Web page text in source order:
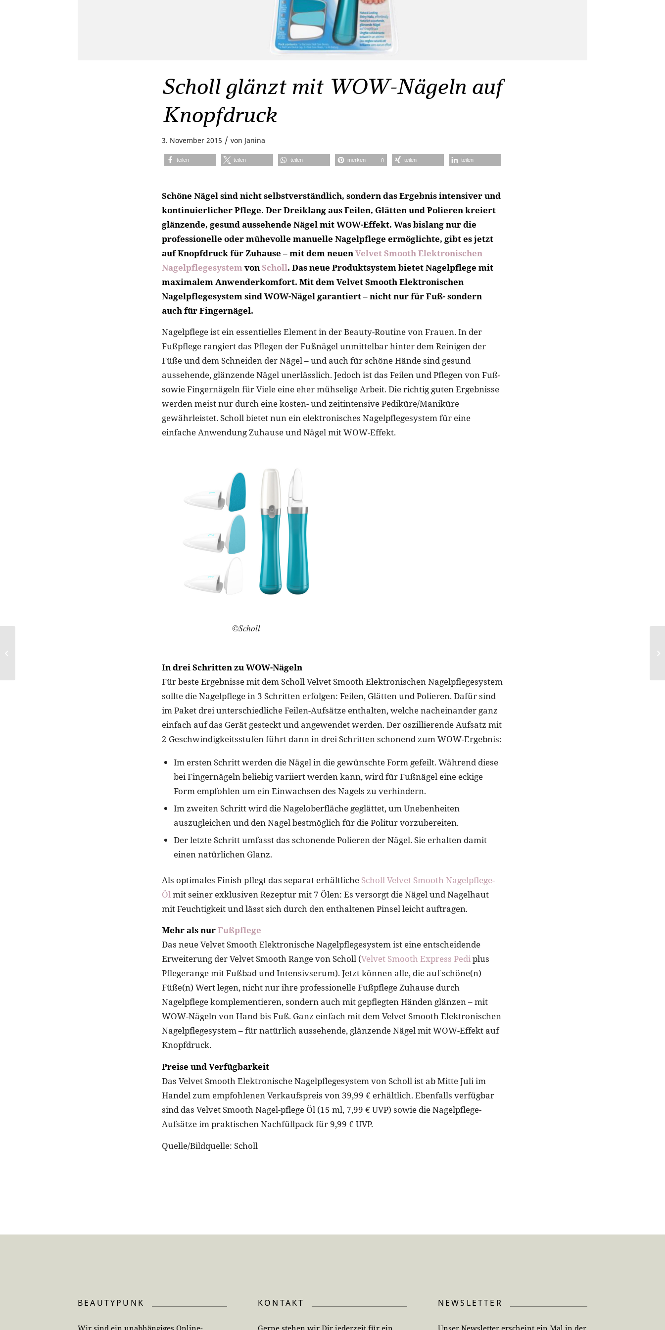
Scholl glänzt mit WOW-Nägeln auf
Knopfdruck
3. November 2015 / von Janina
teilen teilen teilen merken 0 teilen teilen
Schöne Nägel sind nicht selbstverständlich, sondern das Ergebnis intensiver und
kontinuierlicher Pflege. Der Dreiklang aus Feilen, Glätten und Polieren kreiert
glänzende, gesund aussehende Nägel mit WOW-Effekt. Was bislang nur die
professionelle oder mühevolle manuelle Nagelpflege ermöglichte, gibt es jetzt
auf Knopfdruck für Zuhause – mit dem neuenVelvet Smooth Elektronischen
NagelpflegesystemvonScholl. Das neue Produktsystem bietet Nagelpflege mit
maximalem Anwenderkomfort. Mit dem Velvet Smooth Elektronischen
Nagelpflegesystem sind WOW-Nägel garantiert – nicht nur für Fuß- sondern
auch für Fingernägel.
Nagelpflege ist ein essentielles Element in der Beauty-Routine von Frauen. In der
Fußpflege rangiert das Pflegen der Fußnägel unmittelbar hinter dem Reinigen der
Füße und dem Schneiden der Nägel – und auch für schöne Hände sind gesund
aussehende, glänzende Nägel unerlässlich. Jedoch ist das Feilen und Pflegen von Fuß-
sowie Fingernägeln für Viele eine eher mühselige Arbeit. Die richtig guten Ergebnisse
werden meist nur durch eine kosten- und zeitintensive Pediküre/Maniküre
gewährleistet. Scholl bietet nun ein elektronisches Nagelpflegesystem für eine
einfache Anwendung Zuhause und Nägel mit WOW-Effekt.
©Scholl
In drei Schritten zu WOW-Nägeln
Für beste Ergebnisse mit dem Scholl Velvet Smooth Elektronischen Nagelpflegesystem
sollte die Nagelpflege in 3 Schritten erfolgen: Feilen, Glätten und Polieren. Dafür sind
im Paket drei unterschiedliche Feilen-Aufsätze enthalten, welche nacheinander ganz
einfach auf das Gerät gesteckt und angewendet werden. Der oszillierende Aufsatz mit
2 Geschwindigkeitsstufen führt dann in drei Schritten schonend zum WOW-Ergebnis:
Im ersten Schritt werden die Nägel in die gewünschte Form gefeilt. Während diese
bei Fingernägeln beliebig variiert werden kann, wird für Fußnägel eine eckige
Form empfohlen um ein Einwachsen des Nagels zu verhindern.
Im zweiten Schritt wird die Nageloberfläche geglättet, um Unebenheiten
auszugleichen und den Nagel bestmöglich für die Politur vorzubereiten.
Der letzte Schritt umfasst das schonende Polieren der Nägel. Sie erhalten damit
einen natürlichen Glanz.
Als optimales Finish pflegt das separat erhältliche Scholl Velvet Smooth Nagelpflege-
Ölmit seiner exklusiven Rezeptur mit 7 Ölen: Es versorgt die Nägel und Nagelhaut
mit Feuchtigkeit und lässt sich durch den enthaltenen Pinsel leicht auftragen.
Mehr als nurFußpflege
Das neue Velvet Smooth Elektronische Nagelpflegesystem ist eine entscheidende
Erweiterung der Velvet Smooth Range von Scholl (Velvet Smooth Express Pediplus
Pflegerange mit Fußbad und Intensivserum). Jetzt können alle, die auf schöne(n)
Füße(n) Wert legen, nicht nur ihre professionelle Fußpflege Zuhause durch
Nagelpflege komplementieren, sondern auch mit gepflegten Händen glänzen – mit
WOW-Nägeln von Hand bis Fuß. Ganz einfach mit dem Velvet Smooth Elektronischen
Nagelpflegesystem – für natürlich aussehende, glänzende Nägel mit WOW-Effekt auf
Knopfdruck.
Preise und Verfügbarkeit
Das Velvet Smooth Elektronische Nagelpflegesystem von Scholl ist ab Mitte Juli im
Handel zum empfohlenen Verkaufspreis von 39,99 € erhältlich. Ebenfalls verfügbar
sind das Velvet Smooth Nagel-pflege Öl (15 ml, 7,99 € UVP) sowie die Nagelpflege-
Aufsätze im praktischen Nachfüllpack für 9,99 € UVP.
Quelle/Bildquelle: Scholl
BEAUTYPUNK
Wir sind ein unabhängiges Online-
KONTAKT
Gerne stehen wir Dir jederzeit für ein
NEWSLETTER
Unser Newsletter erscheint ein Mal in der